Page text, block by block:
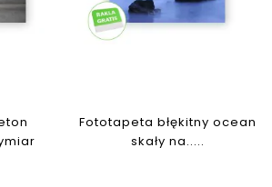
Fototapeta błękitny ocean
skały na.....